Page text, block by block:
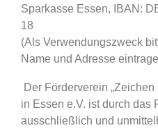
Sparkasse Essen, IBAN:
18
(Als Verwendungszweck
Name und Adresse
Der Förderverein
in Essen e.V. ist durch das
ausschließlich und